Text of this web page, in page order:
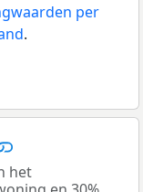
per
.
het